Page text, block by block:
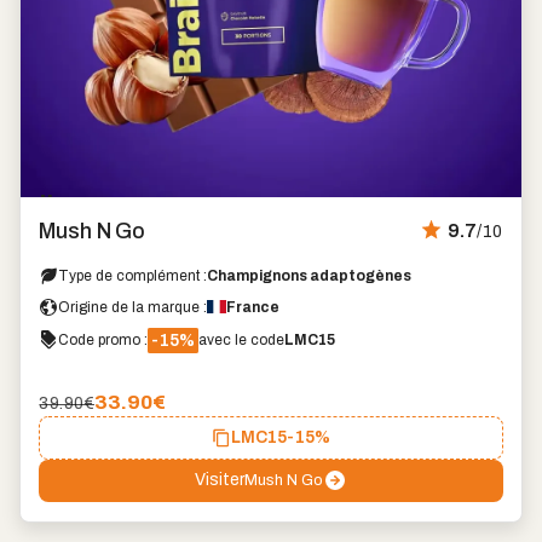
Marque
coup
de
Mush N Go 9.7/10
Type de complément :Champignons adaptogènes
Origine de la marque :
France
Code promo : -15% avec le codeLMC15
39.90€33.90€
LMC15-15%
VisiterMush N Go